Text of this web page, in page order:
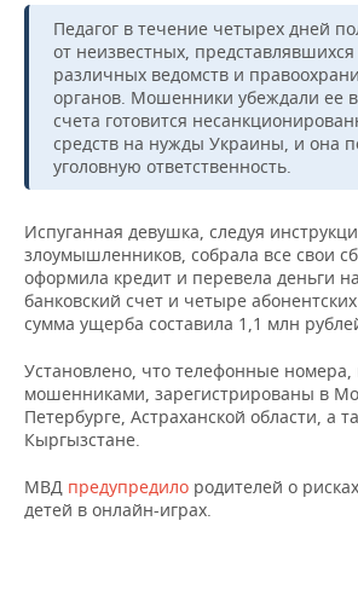
КИБЕРСПОРТ
ФИГУРНОЕ КАТАНИЕ
ВОДНЫЕ ВИДЫ СПОРТА
КУЛЬТУРА
МЕДИЦИНА
ОБРАЗОВАНИЕ
СПИСОК КОМПАНИЙ
Педагог в течение четырех дней
от неизвестных,
различных ведомств и
органов. Мошенники убеждали ее
счета готовится
средств на нужды Украины, и она
уголовную ответственность.
Испуганная девушка, следуя
злоумышленников, собрала все свои
оформила кредит и перевела деньги
банковский счет и четыре
сумма ущерба составила 1,1 млн
Установлено, что телефонные
мошенниками, зарегистрированы в
Петербурге, Астраханской области, а
Кыргызстане.
МВД предупредило родителей о
детей в онлайн-играх.